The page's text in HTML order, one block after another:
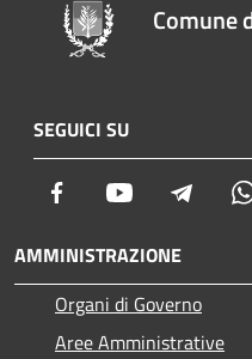
Comune
SEGUICI SU
Facebook Youtube
AMMINISTRAZIONE
Organi di Governo
Aree Amministrative